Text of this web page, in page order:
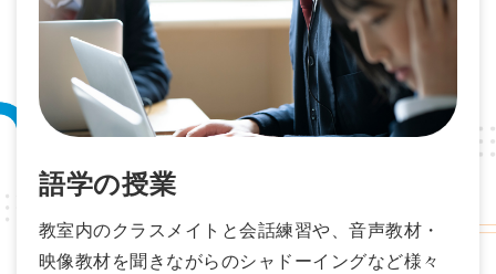
語学の授業
教室内のクラスメイトと会話練習や、音声教材・
映像教材を聞きながらのシャドーイングなど様々